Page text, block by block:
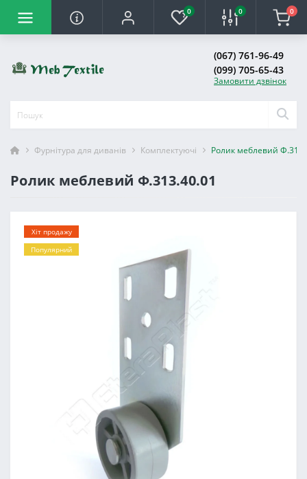
0 0 0
(067) 761-96-49
(099) 705-65-43
Замовити дзвінок
Фурнітура для диванів Комплектуючі Ролик меблевий
Ролик меблевий Ф.313.40.01
Хіт продажу
Популярний